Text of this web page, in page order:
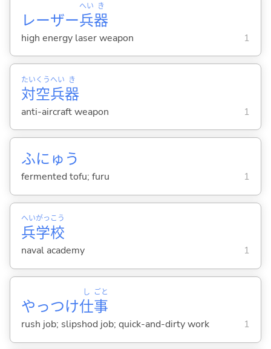
レーザー兵
へい
器
き
high energy laser weapon 1
対
たい
空
くう
兵
へい
器
き
anti-aircraft weapon 1
ふにゅう
fermented tofu; furu 1
兵
へい
学
がっ
校
こう
naval academy 1
やっつけ仕
し
事
ごと
rush job; slipshod job; quick-and-dirty work 1